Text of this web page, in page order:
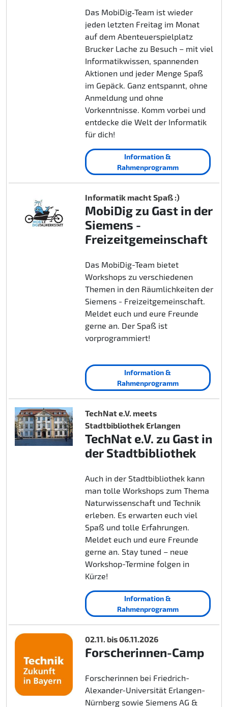
Das MobiDig‑Team ist wieder
jeden letzten Freitag im Monat
auf dem Abenteuerspielplatz
Brucker Lache zu Besuch – mit viel
Informatikwissen, spannenden
Aktionen und jeder Menge Spaß
im Gepäck. Ganz entspannt, ohne
Anmeldung und ohne
Vorkenntnisse. Komm vorbei und
entdecke die Welt der Informatik
für dich!
Information &
Rahmenprogramm
Informatik macht Spaß :)
MobiDig zu Gast in der
Siemens -
Freizeitgemeinschaft
Das MobiDig-Team bietet
Workshops zu verschiedenen
Themen in den Räumlichkeiten der
Siemens - Freizeitgemeinschaft.
Meldet euch und eure Freunde
gerne an. Der Spaß ist
vorprogrammiert!
Information &
Rahmenprogramm
TechNat e.V. meets
Stadtbibliothek Erlangen
TechNat e.V. zu Gast in
der Stadtbibliothek
Auch in der Stadtbibliothek kann
man tolle Workshops zum Thema
Naturwissenschaft und Technik
erleben. Es erwarten euch viel
Spaß und tolle Erfahrungen.
Meldet euch und eure Freunde
gerne an. Stay tuned – neue
Workshop-Termine folgen in
Kürze!
Information &
Rahmenprogramm
02.11. bis 06.11.2026
Forscherinnen-Camp
Forscherinnen bei Friedrich-
Alexander-Universität Erlangen-
Nürnberg sowie Siemens AG &